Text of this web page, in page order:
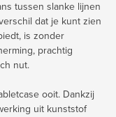
tussen slanke lijnen
dat je kunt zien
is zonder
prachtig
nut.
ooit. Dankzij
uit kunststof